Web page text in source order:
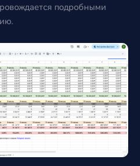
подробными